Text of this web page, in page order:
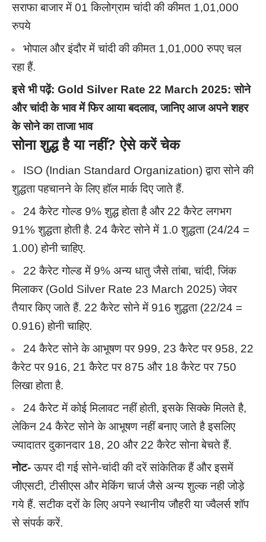
सराफा बाजार में 01 किलोग्राम चांदी की कीमत 1,01,000
रुपये
भोपाल और इंदौर में चांदी की कीमत 1,01,000 रुपए चल
रहा हैं.
इसे भी पढ़ें: Gold Silver Rate 22 March 2025: सोने
और चांदी के भाव में फिर आया बदलाव, जानिए आज अपने शहर
के सोने का ताजा भाव
सोना शुद्ध है या नहीं? ऐसे करें चेक
ISO (Indian Standard Organization) द्वारा सोने की
शुद्धता पहचानने के लिए हॉल मार्क दिए जाते हैं.
24 कैरेट गोल्ड 9% शुद्ध होता है और 22 कैरेट लगभग
91% शुद्धता होती है. 24 कैरेट सोने में 1.0 शुद्धता (24/24 =
1.00) होनी चाहिए.
22 कैरेट गोल्ड में 9% अन्य धातु जैसे तांबा, चांदी, जिंक
मिलाकर (Gold Silver Rate 23 March 2025) जेवर
तैयार किए जाते हैं. 22 कैरेट सोने में 916 शुद्धता (22/24 =
0.916) होनी चाहिए.
24 कैरेट सोने के आभूषण पर 999, 23 कैरेट पर 958, 22
कैरेट पर 916, 21 कैरेट पर 875 और 18 कैरेट पर 750
लिखा होता है.
24 कैरेट में कोई मिलावट नहीं होती, इसके सिक्के मिलते है,
लेकिन 24 कैरेट सोने के आभूषण नहीं बनाए जाते है इसलिए
ज्यादातर दुकानदार 18, 20 और 22 कैरेट सोना बेचते हैं.
नोट-ऊपर दी गई सोने-चांदी की दरें सांकेतिक हैं और इसमें
जीएसटी, टीसीएस और मेकिंग चार्ज जैसे अन्य शुल्क नही जोड़े
गये हैं. सटीक दरों के लिए अपने स्थानीय जौहरी या ज्वैलर्स शॉप
से संपर्क करें.